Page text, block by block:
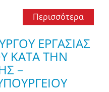
Περισσότερα
ΕΡΓΑΣΙΑΣ
ΚΑΤΑ ΤΗΝ
–